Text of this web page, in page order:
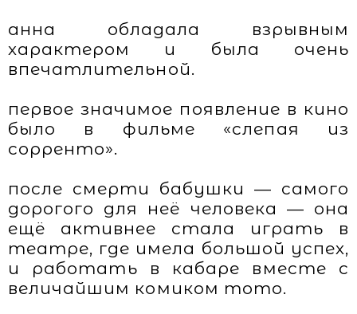
анна обладала взрывным
характером и была очень
впечатлительной.
первое значимое появление в кино
было в фильме «слепая из
сорренто».
после смерти бабушки — самого
дорогого для неё человека — она
ещё активнее стала играть в
театре, где имела большой успех,
и работать в кабаре вместе с
величайшим комиком тото.